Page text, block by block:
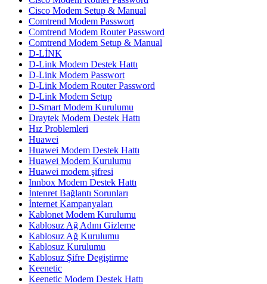
Cisco Modem Setup & Manual
Comtrend Modem Passwort
Comtrend Modem Router Password
Comtrend Modem Setup & Manual
D-LİNK
D-Link Modem Destek Hattı
D-Link Modem Passwort
D-Link Modem Router Password
D-Link Modem Setup
D-Smart Modem Kurulumu
Draytek Modem Destek Hattı
Hız Problemleri
Huawei
Huawei Modem Destek Hattı
Huawei Modem Kurulumu
Huawei modem şifresi
Innbox Modem Destek Hattı
İntenret Bağlantı Sorunları
İnternet Kampanyaları
Kablonet Modem Kurulumu
Kablosuz Ağ Adını Gizleme
Kablosuz Ağ Kurulumu
Kablosuz Kurulumu
Kablosuz Şifre Degiştirme
Keenetic
Keenetic Modem Destek Hattı